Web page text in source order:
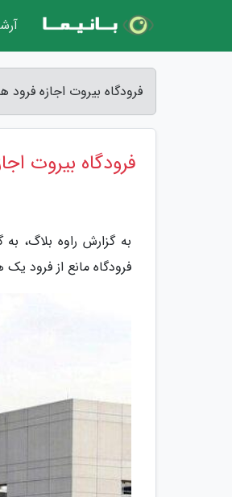
فرودگاه بیروت اجازه فرود
فرودگاه بیروت
به گزارش راوه بلاگ،
فرودگاه مانع از فرود